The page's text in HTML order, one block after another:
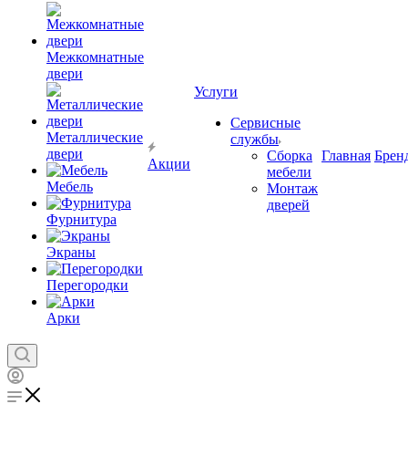
Межкомнатные
двери
Металлические
двери
Мебель
Фурнитура
Экраны
Перегородки
Арки
Акции
Услуги
Сервисные
службы
Сборка
мебели
Монтаж
дверей
Главная